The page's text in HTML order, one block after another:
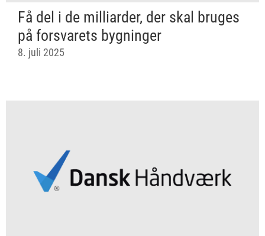
Få del i de milliarder, der skal bruges
på forsvarets bygninger
8. juli 2025